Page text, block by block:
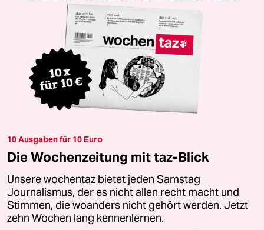
10 Ausgaben für 10 Euro
Die Wochenzeitung mit taz-Blick
Unsere wochentaz bietet jeden Samstag
Journalismus, der es nicht allen recht macht und
Stimmen, die woanders nicht gehört werden. Jetzt
zehn Wochen lang kennenlernen.